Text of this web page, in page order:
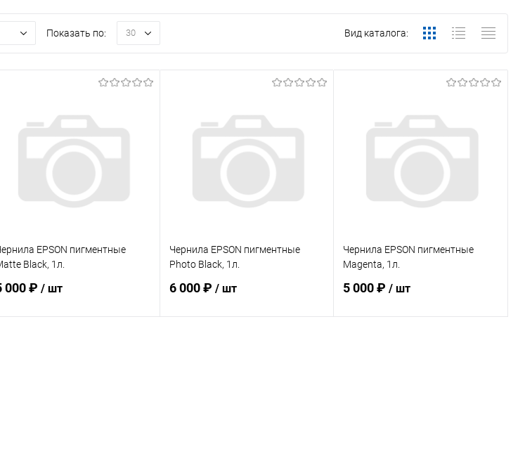
Показать по: 30 Вид каталога:
EPSON пигментные
Black, 1л.
000 ₽ / шт
Чернила EPSON пигментные
Photo Black, 1л.
6 000 ₽ / шт
Чернила EPSON пигментные
Magenta, 1л.
5 000 ₽/ шт